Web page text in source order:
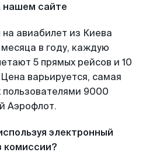
нашем сайте
авиабилет из Киева
в году, каждую
5 прямых рейсов и 10
варьируется, самая
пользователями 9000
Аэрофлот.
электронный
комиссии?